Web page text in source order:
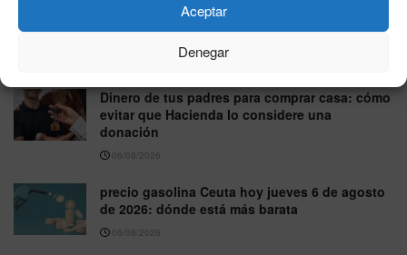
Aceptar
Denegar
IBEX 35, jueves 6 de agosto de 2026: cierra al
alza y roza los 20.279 puntos
Dinero de tus padres para comprar casa: cómo
evitar que Hacienda lo considere una
donación
06/08/2026
precio gasolina Ceuta hoy jueves 6 de agosto
de 2026: dónde está más barata
06/08/2026